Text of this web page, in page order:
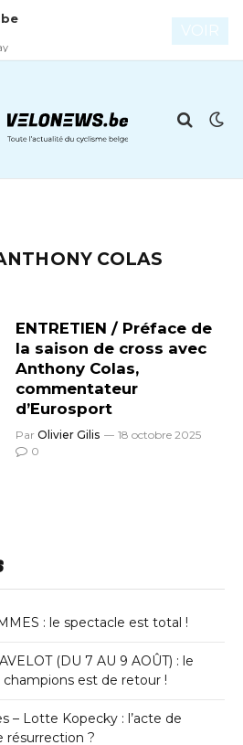
COLAS
ENTRETIEN / Préface de
la saison de cross avec
Anthony Colas,
commentateur
d’Eurosport
Par Olivier Gilis
18 octobre 2025
0
: le spectacle est total !
(DU 7 AU 9 AOÛT) : le
est de retour !
– Lotte Kopecky : l’acte de
résurrection ?
VOIR